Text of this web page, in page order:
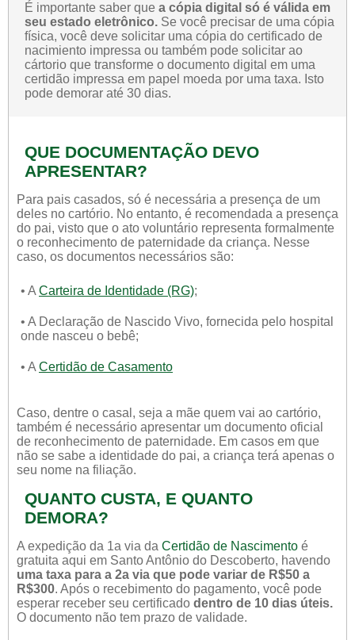
É importante saber que a cópia digital só é válida em
seu estado eletrônico. Se você precisar de uma cópia
física, você deve solicitar uma cópia do certificado de
nacimiento impressa ou também pode solicitar ao
cártorio que transforme o documento digital em uma
certidão impressa em papel moeda por uma taxa. Isto
pode demorar até 30 dias.
QUE DOCUMENTAÇÃO DEVO
APRESENTAR?
Para pais casados, só é necessária a presença de um
deles no cartório. No entanto, é recomendada a presença
do pai, visto que o ato voluntário representa formalmente
o reconhecimento de paternidade da criança. Nesse
caso, os documentos necessários são:
• A Carteira de Identidade (RG);
• A Declaração de Nascido Vivo, fornecida pelo hospital
onde nasceu o bebê;
• A Certidão de Casamento
Caso, dentre o casal, seja a mãe quem vai ao cartório,
também é necessário apresentar um documento oficial
de reconhecimento de paternidade. Em casos em que
não se sabe a identidade do pai, a criança terá apenas o
seu nome na filiação.
QUANTO CUSTA, E QUANTO
DEMORA?
A expedição da 1a via da Certidão de Nascimento é
gratuita aqui em Santo Antônio do Descoberto, havendo
uma taxa para a 2a via que pode variar de R$50 a
R$300. Após o recebimento do pagamento, você pode
esperar receber seu certificado dentro de 10 dias úteis.
O documento não tem prazo de validade.